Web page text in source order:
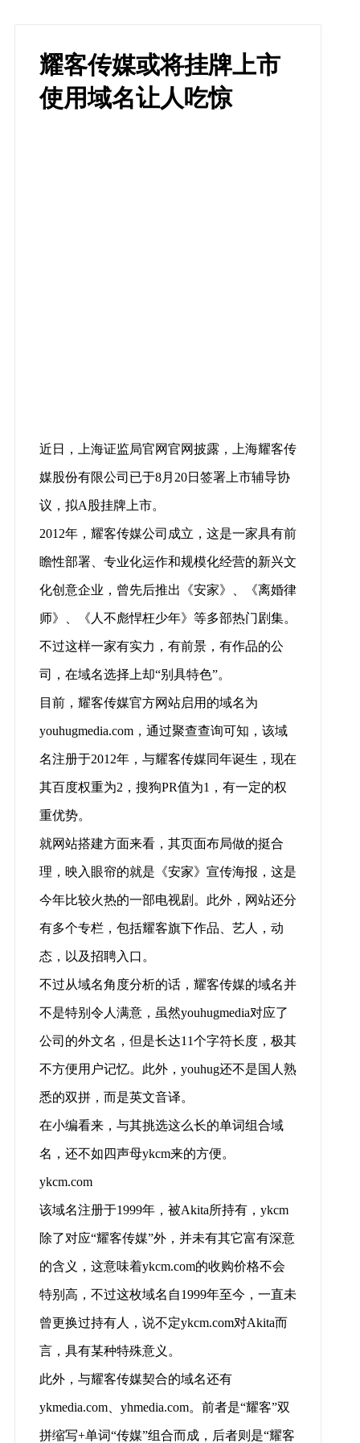
耀客传媒或将挂牌上市
使用域名让人吃惊
近日，上海证监局官网官网披露，上海耀客传
媒股份有限公司已于8月20日签署上市辅导协
议，拟A股挂牌上市。
2012年，耀客传媒公司成立，这是一家具有前
瞻性部署、专业化运作和规模化经营的新兴文
化创意企业，曾先后推出《安家》、《离婚律
师》、《人不彪悍枉少年》等多部热门剧集。
不过这样一家有实力，有前景，有作品的公
司，在域名选择上却“别具特色”。
目前，耀客传媒官方网站启用的域名为
youhugmedia.com，通过聚查查询可知，该域
名注册于2012年，与耀客传媒同年诞生，现在
其百度权重为2，搜狗PR值为1，有一定的权
重优势。
就网站搭建方面来看，其页面布局做的挺合
理，映入眼帘的就是《安家》宣传海报，这是
今年比较火热的一部电视剧。此外，网站还分
有多个专栏，包括耀客旗下作品、艺人，动
态，以及招聘入口。
不过从域名角度分析的话，耀客传媒的域名并
不是特别令人满意，虽然youhugmedia对应了
公司的外文名，但是长达11个字符长度，极其
不方便用户记忆。此外，youhug还不是国人熟
悉的双拼，而是英文音译。
在小编看来，与其挑选这么长的单词组合域
名，还不如四声母ykcm来的方便。
ykcm.com
该域名注册于1999年，被Akita所持有，ykcm
除了对应“耀客传媒”外，并未有其它富有深意
的含义，这意味着ykcm.com的收购价格不会
特别高，不过这枚域名自1999年至今，一直未
曾更换过持有人，说不定ykcm.com对Akita而
言，具有某种特殊意义。
此外，与耀客传媒契合的域名还有
ykmedia.com、yhmedia.com。前者是“耀客”双
拼缩写+单词“传媒”组合而成，后者则是“耀客